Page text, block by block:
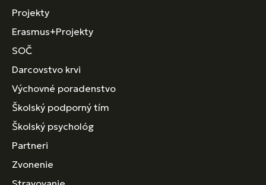
Projekty
Erasmus+Projekty
SOČ
Darcovstvo krvi
Výchovné poradenstvo
Školský podporný tím
Školský psychológ
Partneri
Zvonenie